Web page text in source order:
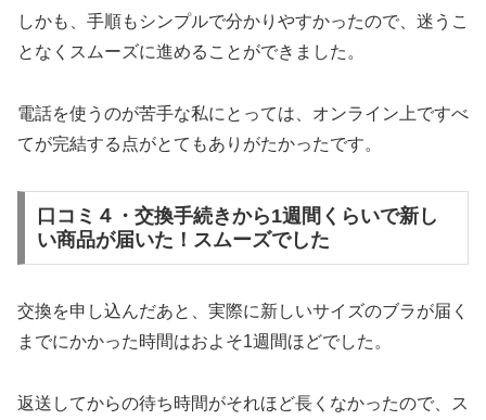
しかも、手順もシンプルで分かりやすかったので、迷うこ
となくスムーズに進めることができました。
電話を使うのが苦手な私にとっては、オンライン上ですべ
てが完結する点がとてもありがたかったです。
口コミ４・交換手続きから1週間くらいで新し
い商品が届いた！スムーズでした
交換を申し込んだあと、実際に新しいサイズのブラが届く
までにかかった時間はおよそ1週間ほどでした。
返送してからの待ち時間がそれほど長くなかったので、ス